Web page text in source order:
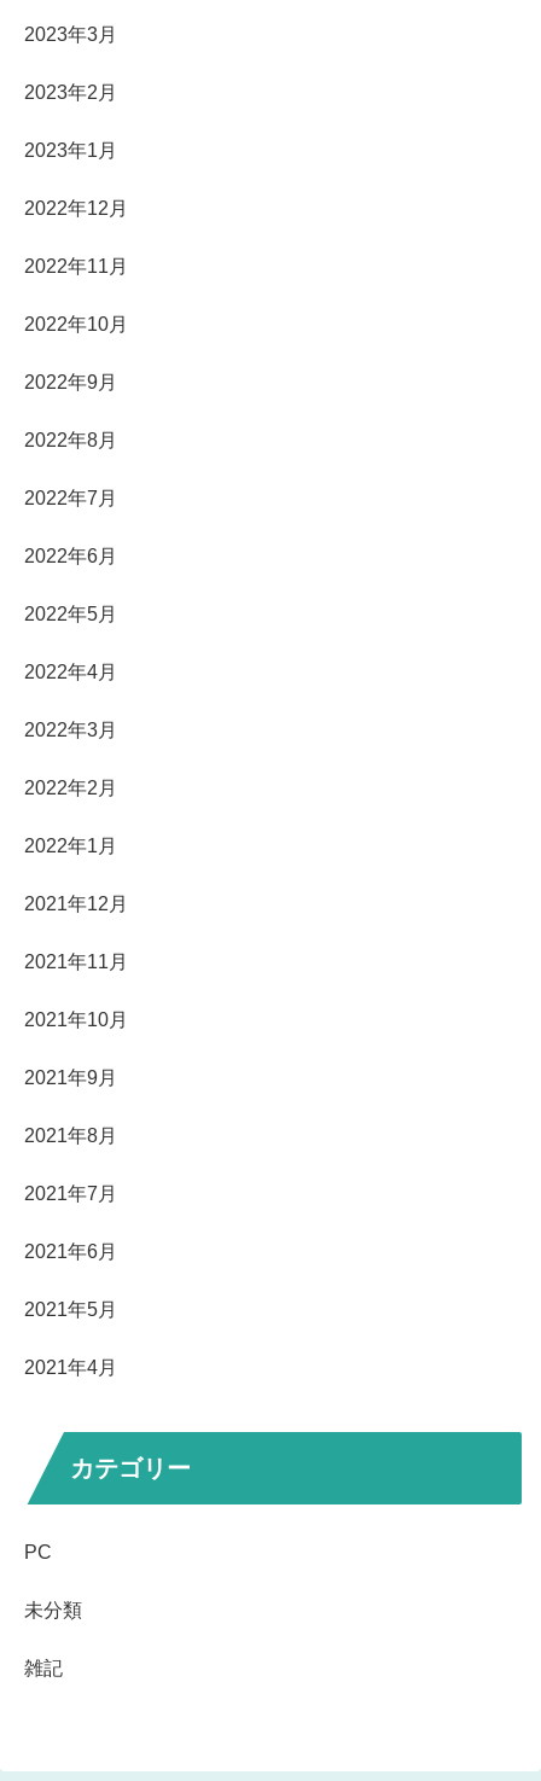
2023年3月
2023年2月
2023年1月
2022年12月
2022年11月
2022年10月
2022年9月
2022年8月
2022年7月
2022年6月
2022年5月
2022年4月
2022年3月
2022年2月
2022年1月
2021年12月
2021年11月
2021年10月
2021年9月
2021年8月
2021年7月
2021年6月
2021年5月
2021年4月
カテゴリー
PC
未分類
雑記